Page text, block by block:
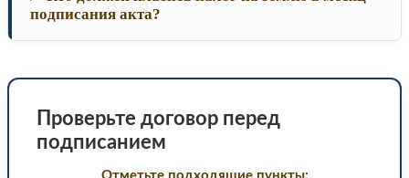
подписания акта?
Проверьте договор перед
подписанием